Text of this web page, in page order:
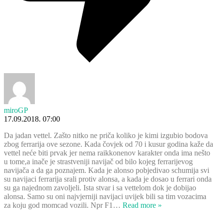
miroGP
17.09.2018. 07:00
Da jadan vettel. Zašto nitko ne priča koliko je kimi izgubio bodova
zbog ferrarija ove sezone. Kada čovjek od 70 i kusur godina kaže da
vettel neće biti prvak jer nema raikkonenov karakter onda ima nešto
u tome,a inače je strastveniji navijač od bilo kojeg ferrarijevog
navijača a da ga poznajem. Kada je alonso pobjedivao schumija svi
su navijaci ferrarija srali protiv alonsa, a kada je dosao u ferrari onda
su ga najednom zavoljeli. Ista stvar i sa vettelom dok je dobijao
alonsa. Samo su oni najvjerniji navijaci uvijek bili sa tim vozacima
za koju god momcad vozili. Npr F1 … Read more »